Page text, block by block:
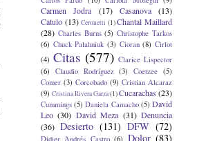
Carmen Jodra (17) Casanova
(13)
Catulo (13) Ceronetti (1) Chantal Maillard
(28) Charles Burns (5) Christophe Tarkos
(6) Chuck Palahniuk (3) Cioran (8) Cirlot
(4) Citas (577) Clarice Lispector
(6)
Claudio Rodríguez (3) Coetzee (5)
Comer (3) Corcobado (9) Cristian Alcaraz
(9) Cristina Rivera Garza(1)Cucarachas (23)
Cummings (5) Daniela Camacho (5) David
Leo (30) David Meza (31) Denuncia
(36) Desierto (131) DFW (72)
Didier Andrés Castro (6) Dolor (83)